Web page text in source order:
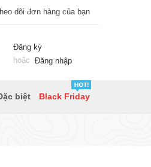
dõi đơn hàng của bạn
Đăng ký
hoặc Đăng nhập
biệt Black Friday